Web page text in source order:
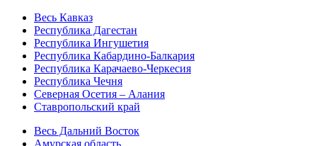
Весь Кавказ
Республика Дагестан
Республика Ингушетия
Республика Кабардино-Балкария
Республика Карачаево-Черкесия
Республика Чечня
Северная Осетия – Алания
Ставропольский край
Весь Дальний Восток
Амурская область